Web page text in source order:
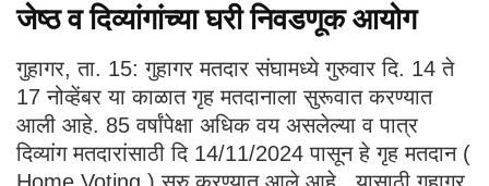
जेष्ठ व दिव्यांगांच्या घरी निवडणूक आयोग
गुहागर, ता. 15: गुहागर मतदार संघामध्ये गुरुवार दि. 14 ते
17 नोव्हेंबर या काळात गृह मतदानाला सुरूवात करण्यात
आली आहे. 85 वर्षांपेक्षा अधिक वय असलेल्या व पात्र
दिव्यांग मतदारांसाठी दि 14/11/2024 पासून हे गृह मतदान (
Home Voting ) सुरु करण्यात आले आहे. यासाठी गुहागर